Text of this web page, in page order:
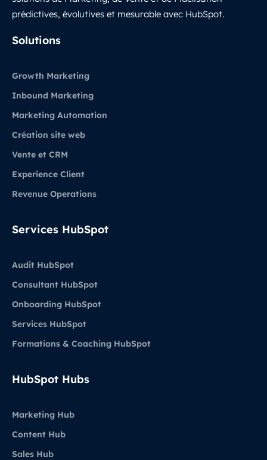
prédictives, évolutives et mesurable avec HubSpot.
Solutions
Growth Marketing
Inbound Marketing
Marketing Automation
Création site web
Vente et CRM
Experience Client
Revenue Operations
Services HubSpot
Audit HubSpot
Consultant HubSpot
Onboarding HubSpot
Services HubSpot
Formations & Coaching HubSpot
HubSpot Hubs
Marketing Hub
Content Hub
Sales Hub